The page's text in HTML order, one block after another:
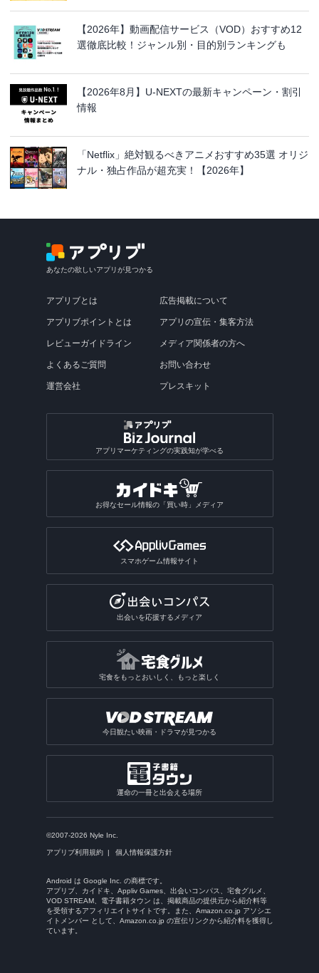
【2026年】動画配信サービス（VOD）おすすめ12
選徹底比較！ジャンル別・目的別ランキングも
【2026年8月】U-NEXTの最新キャンペーン・割引
情報
「Netflix」絶対観るべきアニメおすすめ35選 オリジ
ナル・独占作品が超充実！【2026年】
あなたの欲しいアプリが見つかる
アプリブとは
アプリブポイントとは
レビューガイドライン
よくあるご質問
運営会社
広告掲載について
アプリの宣伝・集客方法
メディア関係者の方へ
お問い合わせ
プレスキット
アプリマーケティングの実践知が学べる
お得なセール情報の「買い時」メディア
スマホゲーム情報サイト
出会いを応援するメディア
宅食をもっとおいしく、もっと楽しく
今日観たい映画・ドラマが見つかる
運命の一冊と出会える場所
©2007-2026 Nyle Inc.
アプリブ利用規約 個人情報保護方針
Android は Google Inc. の商標です。
アプリブ、カイドキ、Appliv Games、出会いコンパス、宅食グルメ、
VOD STREAM、電子書籍タウン は、掲載商品の提供元から紹介料等
を受領するアフィリエイトサイトです。また、Amazon.co.jp アソシエ
イトメンバー として、Amazon.co.jp の宣伝リンクから紹介料を獲得し
ています。